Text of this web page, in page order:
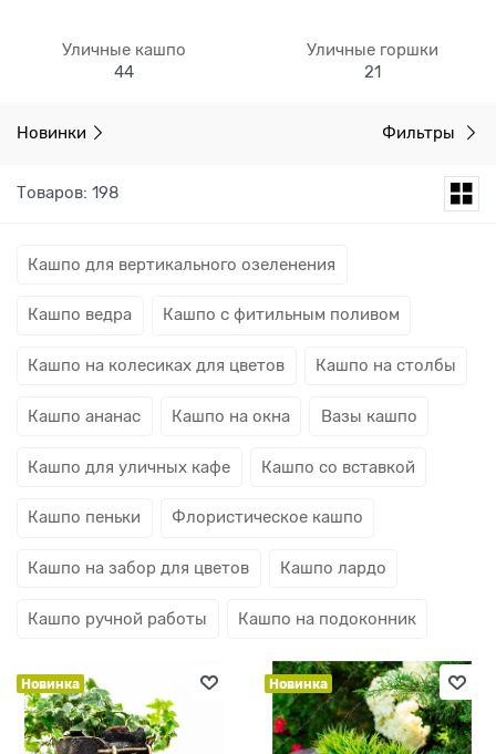
Уличные кашпо
44
Уличные горшки
21
Новинки Фильтры
Товаров: 198
Кашпо для вертикального озеленения
Кашпо ведра Кашпо с фитильным поливом
Кашпо на колесиках для цветов Кашпо на столбы
Кашпо ананас Кашпо на окна Вазы кашпо
Кашпо для уличных кафе Кашпо со вставкой
Кашпо пеньки Флористическое кашпо
Кашпо на забор для цветов Кашпо лардо
Кашпо ручной работы Кашпо на подоконник
Новинка Новинка